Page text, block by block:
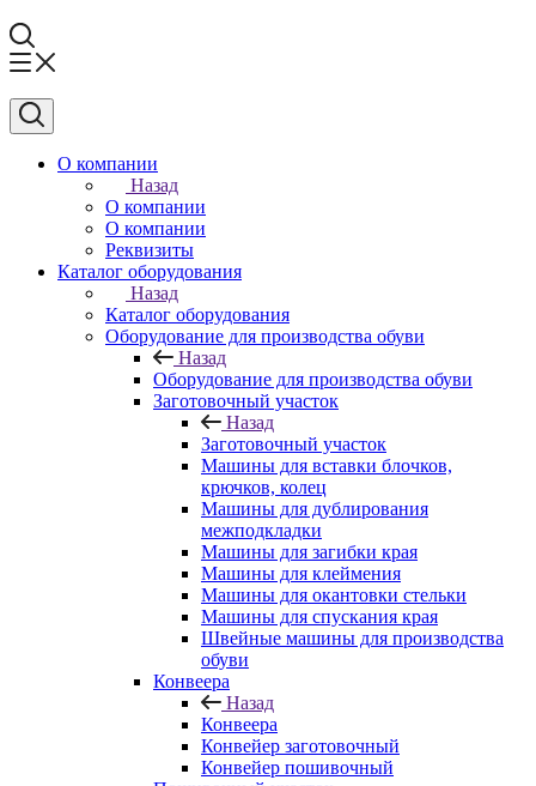
О компании
Назад
О компании
О компании
Реквизиты
Каталог оборудования
Назад
Каталог оборудования
Оборудование для производства обуви
Назад
Оборудование для производства обуви
Заготовочный участок
Назад
Заготовочный участок
Машины для вставки блочков,
крючков, колец
Машины для дублирования
межподкладки
Машины для загибки края
Машины для клеймения
Машины для окантовки стельки
Машины для спускания края
Швейные машины для производства
обуви
Конвеера
Назад
Конвеера
Конвейер заготовочный
Конвейер пошивочный